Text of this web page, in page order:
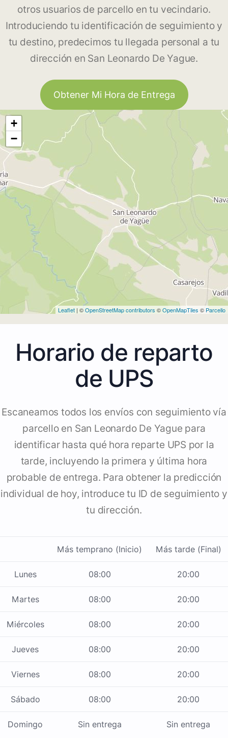
otros usuarios de parcello en tu vecindario.
Introduciendo tu identificación de seguimiento y
tu destino, predecimos tu llegada personal a tu
dirección en San Leonardo De Yague.
Obtener Mi Hora de Entrega
+
−
Leaflet | ©OpenStreetMap contributors ©OpenMapTiles © Parcello
Horario de reparto
de UPS
Escaneamos todos los envíos con seguimiento vía
parcello en San Leonardo De Yague para
identificar hasta qué hora reparte UPS por la
tarde, incluyendo la primera y última hora
probable de entrega. Para obtener la predicción
individual de hoy, introduce tu ID de seguimiento y
tu dirección.
Más temprano (Inicio) Más tarde (Final)
Lunes 08:00 20:00
Martes 08:00 20:00
Miércoles 08:00 20:00
Jueves 08:00 20:00
Viernes 08:00 20:00
Sábado 08:00 20:00
Domingo Sin entrega Sin entrega